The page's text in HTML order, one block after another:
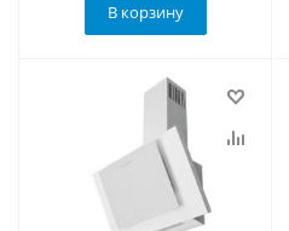
В корзину